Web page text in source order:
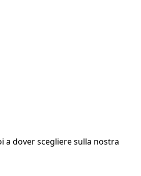
a dover scegliere sulla nostra